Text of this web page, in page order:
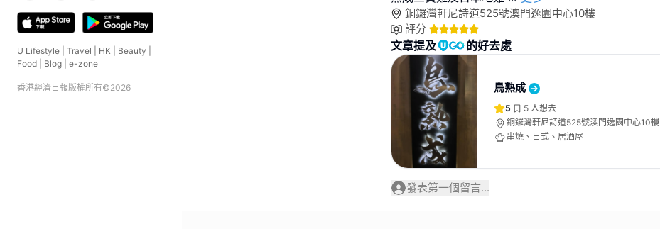
U Lifestyle Travel HK Beauty
Food
Blog e-zone
香港經濟日報版權所有©2026
銅鑼灣軒尼詩道525號澳門逸園中心10樓
評分
文章提及 的好去處
鳥熟成
5 5 人想去
銅鑼灣軒尼詩道525號澳門逸園中心10樓
串燒、日式、居酒屋
發表第一個留言...